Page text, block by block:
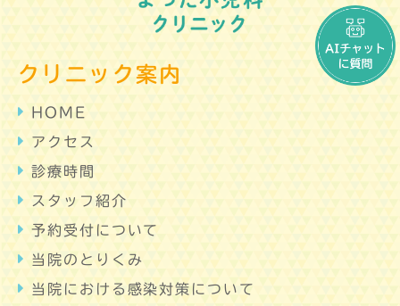
クリニック案内
HOME
アクセス
診療時間
スタッフ紹介
予約受付について
当院のとりくみ
当院における感染対策について